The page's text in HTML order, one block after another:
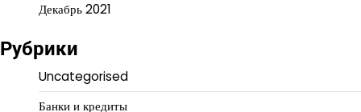
Декабрь 2021
Рубрики
Uncategorised
Банки и кредиты